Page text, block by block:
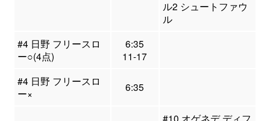
ル2 シュートファウ
ル
#4 日野 フリースロ
ー○(4点)
6:35
11-17
#4 日野 フリースロ
ー×
6:35
#10 オゲネデ ディフ